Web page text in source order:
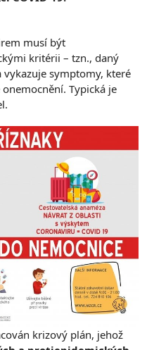
musí být
kritérii – tzn., daný
vykazuje symptomy, které
Typická je
krizový plán, jehož